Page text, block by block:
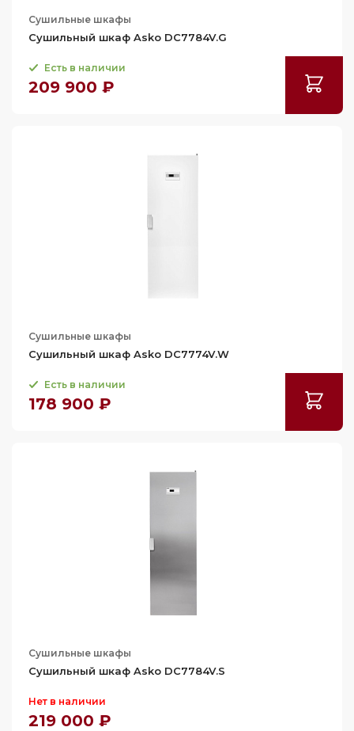
Сушильные шкафы
Сушильный шкаф Asko DC7784V.G
Есть в наличии
209 900 ₽
Сушильные шкафы
Сушильный шкаф Asko DC7774V.W
Есть в наличии
178 900 ₽
Сушильные шкафы
Сушильный шкаф Asko DC7784V.S
Нет в наличии
219 000 ₽